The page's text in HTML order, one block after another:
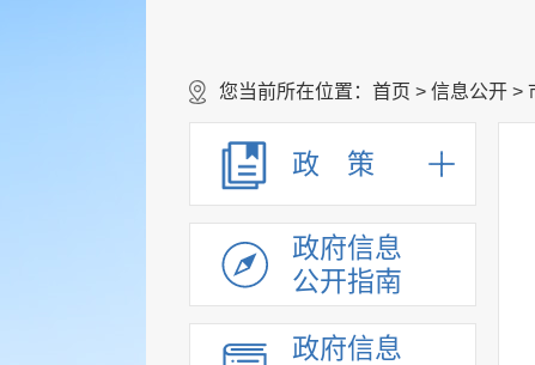
您当前所在位置： 首页 > 信息公开 >
政 策
政府信息
公开指南
政府信息